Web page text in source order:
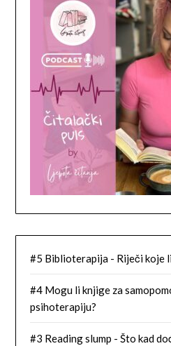
#5 Biblioterapija - Riječi koje
#4 Mogu li knjige za
psihoterapiju?
#3 Reading slump - Što kad